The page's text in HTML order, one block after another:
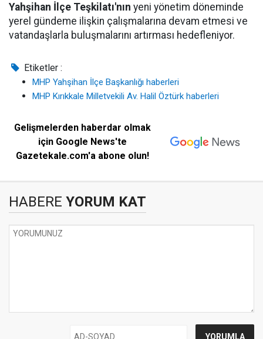
Yahşihan İlçe Teşkilatı'nın yeni yönetim döneminde
yerel gündeme ilişkin çalışmalarına devam etmesi ve
vatandaşlarla buluşmalarını artırması hedefleniyor.
Etiketler :
MHP Yahşihan İlçe Başkanlığı haberleri
MHP Kırıkkale Milletvekili Av. Halil Öztürk haberleri
Gelişmelerden haberdar olmak
için Google News'te
Gazetekale.com'a abone olun!
HABERE YORUM KAT